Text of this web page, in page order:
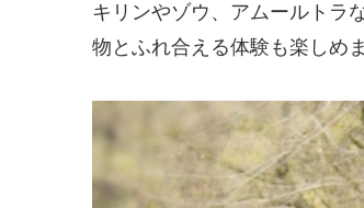
キリンやゾウ、アムールトラ
物とふれ合える体験も楽しめま